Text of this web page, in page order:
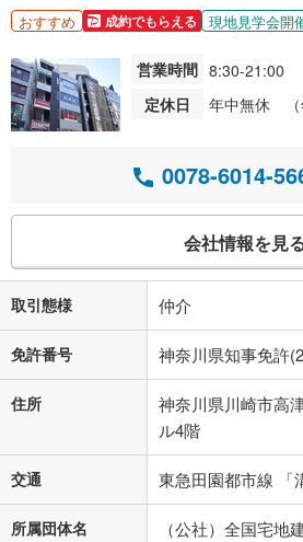
おすすめ 成約でもらえる 現地見学会開
営業時間 8:30-21:00
定休日
年中無休 （
0078-6014-
会社情報を見
取引態様 仲介
免許番号 神奈川県知事免許
住所
神奈川県川崎市高
ル4階
交通 東急田園都市線 「
所属団体名
（公社）全国宅地